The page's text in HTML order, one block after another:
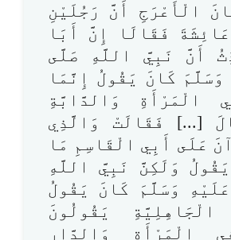
الْأَعْرَجِ أَنَّ رَجُلَيْنِ
فَقَالَا إِنَّ أَبَا
أَنَّ نَبِيَّ اللَّهِ صَلَّى
وَسَلَّمَ كَانَ يَقُولُ إِنَّمَا
الْمَرْأَةِ وَالدَّابَّةِ
[...] فَقَالَتْ وَالَّذِي
عَلَى أَبِي الْقَاسِمِ مَا
وَلَكِنَّ نَبِيَّ اللَّهِ
وَسَلَّمَ كَانَ يَقُولُ
يَقُولُونَ
الْمَرْأَةِ وَالدَّارِ